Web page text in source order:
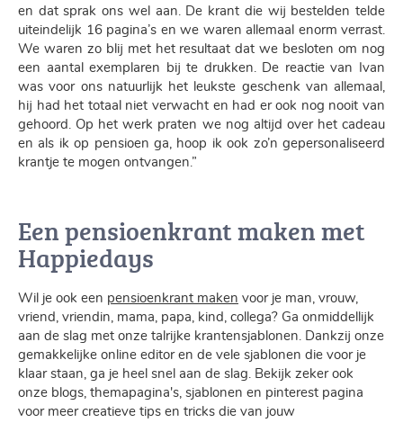
en dat sprak ons wel aan. De krant die wij bestelden telde
uiteindelijk 16 pagina’s en we waren allemaal enorm verrast.
We waren zo blij met het resultaat dat we besloten om nog
een aantal exemplaren bij te drukken. De reactie van Ivan
was voor ons natuurlijk het leukste geschenk van allemaal,
hij had het totaal niet verwacht en had er ook nog nooit van
gehoord. Op het werk praten we nog altijd over het cadeau
en als ik op pensioen ga, hoop ik ook zo’n gepersonaliseerd
krantje te mogen ontvangen.”
Een pensioenkrant maken met
Happiedays
Wil je ook een pensioenkrant maken voor je man, vrouw,
vriend, vriendin, mama, papa, kind, collega? Ga onmiddellijk
aan de slag met onze talrijke krantensjablonen. Dankzij onze
gemakkelijke online editor en de vele sjablonen die voor je
klaar staan, ga je heel snel aan de slag. Bekijk zeker ook
onze blogs, themapagina's, sjablonen en pinterest pagina
voor meer creatieve tips en tricks die van jouw